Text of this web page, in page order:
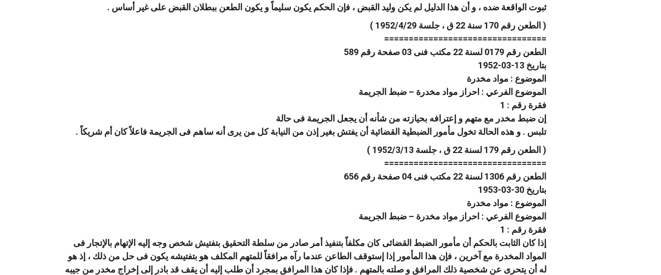
ثبوت الواقعة ضده ، و أن هذا الدليل لم يكن وليد القبض ، فإن الحكم يكون سليماً و يكون الطعن ببطلان القبض على غير أساس .
( الطعن رقم 170 سنة 22 ق ، جلسة 1952/4/29 )
=================================
الطعن رقم 0179 لسنة 22 مكتب فنى 03 صفحة رقم 589
بتاريخ 13-03-1952
الموضوع : مواد مخدرة
الموضوع الفرعي : احراز مواد مخدرة – ضبط الجريمة
فقرة رقم : 1
إن ضبط مخدر مع متهم و إعترافه بحيازته من شأنه أن يجعل الجريمة فى حالة
تلبس . و هذه الحالة تخول مأمور الضبطية القضائية أن يفتش بغير إذن من النيابة كل من يرى أنه ساهم فى الجريمة فاعلاً كان أم شريكاً .
( الطعن رقم 179 لسنة 22 ق ، جلسة 1952/3/13 )
=================================
الطعن رقم 1306 لسنة 22 مكتب فنى 04 صفحة رقم 656
بتاريخ 30-03-1953
الموضوع : مواد مخدرة
الموضوع الفرعي : احراز مواد مخدرة – ضبط الجريمة
فقرة رقم : 1
إذا كان الثابت بالحكم أن مأمور الضبط القضائى كان مكلفاً بتنفيذ أمر صادر من سلطة التحقيق بتفتيش شخص وجه إليه الإتهام بالإتجار فى
المواد المخدرة مع آخرين ، فإن هذا المأمور إذا إستوقف الطاعن عندما رآه مرافقاً للمتهم المكلف هو بتفتيشه يكون فى حل من ذلك ، إذ هو
له أن يتحرى عن شخصية ذلك المرافق و صلته بالمتهم . فإذا كان هذا المرافق بمجرد أن طلب إليه أن يقف قد بادر إلى إخراج مخدر من جيبه